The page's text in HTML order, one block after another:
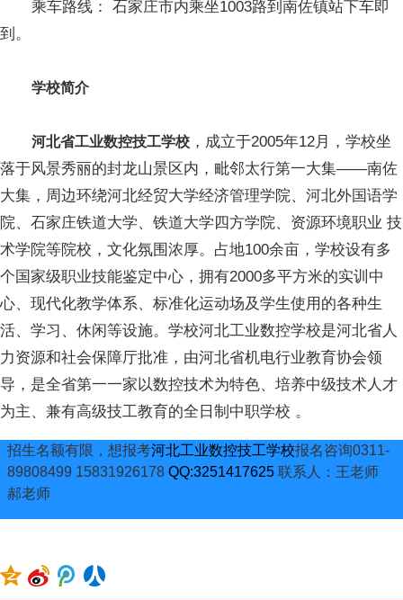
乘车路线： 石家庄市内乘坐1003路到南佐镇站下车即
到。
学校简介
河北省工业数控技工学校 ，成立于2005年12月，学校坐
落于风景秀丽的封龙山景区内，毗邻太行第一大集——南佐
大集，周边环绕河北经贸大学经济管理学院、河北外国语学
院、石家庄铁道大学、铁道大学四方学院、资源环境职业 技
术学院等院校，文化氛围浓厚。占地100余亩，学校设有多
个国家级职业技能鉴定中心，拥有2000多平方米的实训中
心、现代化教学体系、标准化运动场及学生使用的各种生
活、学习、休闲等设施。学校河北工业数控学校是河北省人
力资源和社会保障厅批准，由河北省机电行业教育协会领
导，是全省第一一家以数控技术为特色、培养中级技术人才
为主、兼有高级技工教育的全日制中职学校 。
招生名额有限，想报考河北工业数控技工学校报名咨询0311-
89808499 15831926178 QQ:3251417625 联系人：王老师
郝老师